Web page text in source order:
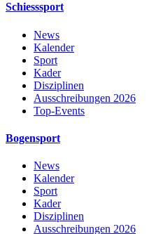
Schiesssport
News
Kalender
Sport
Kader
Disziplinen
Ausschreibungen 2026
Top-Events
Bogensport
News
Kalender
Sport
Kader
Disziplinen
Ausschreibungen 2026